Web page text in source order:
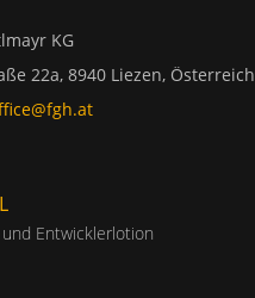
KG
22a, 8940 Liezen, Österreich
Entwicklerlotion